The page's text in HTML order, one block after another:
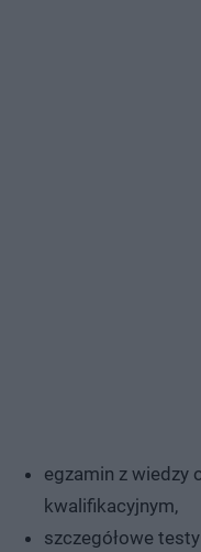
egzamin z wiedzy
kwalifikacyjnym,
szczegółowe